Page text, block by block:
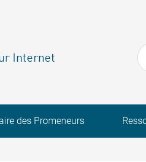
Internet
des Promeneurs